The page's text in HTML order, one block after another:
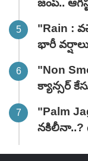
జంప్..
"Rain :
భారీ
"Non
క్యాన్సర్
"Palm
నకిలీనా..?